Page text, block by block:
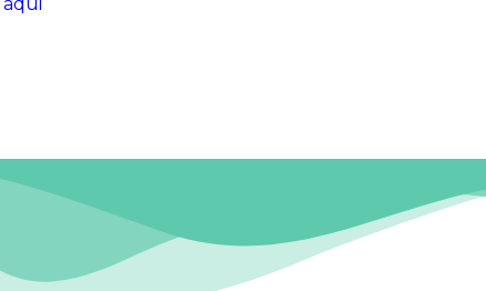
aqui